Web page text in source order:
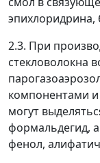
эпихлоридрина,
2.3. При
стекловолокна
компонентами и
могут
формальдегид,
фенол,